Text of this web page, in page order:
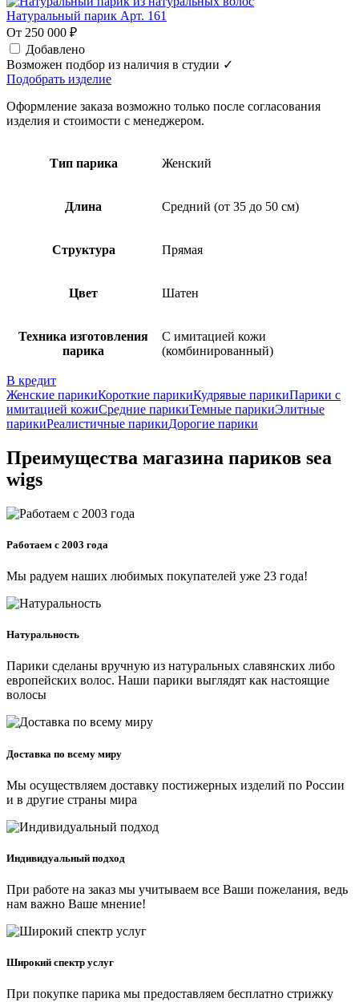
Натуральный парик Арт. 161
От 250 000 ₽
Добавлено
Возможен подбор из наличия в студии ✓
Подобрать изделие
Оформление заказа возможно только после согласования
изделия и стоимости с менеджером.
Тип парика Женский
Длина Средний (от 35 до 50 см)
Структура Прямая
Цвет Шатен
Техника изготовления
парика
С имитацией кожи
(комбинированный)
В кредит
Женские парикиКороткие парикиКудрявые парикиПарики с
имитацией кожиСредние парикиТемные парикиЭлитные
парикиРеалистичные парикиДорогие парики
Преимущества магазина париков sea
wigs
Работаем с 2003 года
Мы радуем наших любимых покупателей уже 23 года!
Натуральность
Парики сделаны вручную из натуральных славянских либо
европейских волос. Наши парики выглядят как настоящие
волосы
Доставка по всему миру
Мы осуществляем доставку постижерных изделий по России
и в другие страны мира
Индивидуальный подход
При работе на заказ мы учитываем все Ваши пожелания, ведь
нам важно Ваше мнение!
Широкий спектр услуг
При покупке парика мы предоставляем бесплатно стрижку